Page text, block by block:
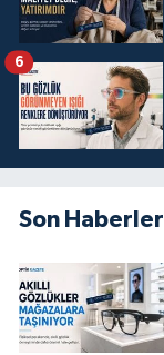
6
Son Haberler